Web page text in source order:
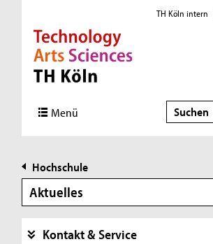
Direkt zur Hauptnavigation
Direkt zur Subnavigation
Direkt zum Inhalt
Direkt zum Fußbereich
TH Köln intern
Menü Suche
Hochschule
Aktuelles
Kontakt & Service